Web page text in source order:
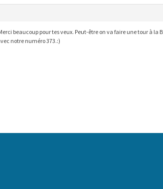
beaucoup pour tes veux. Peut-être on va faire une tour à la
notre numéro 373.:)